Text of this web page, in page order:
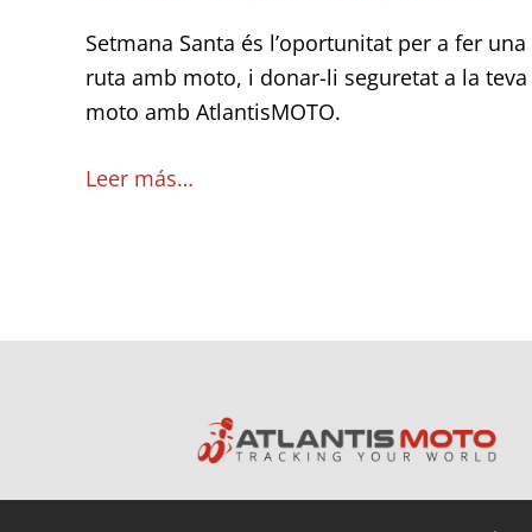
Setmana Santa és l’oportunitat per a fer una
ruta amb moto, i donar-li seguretat a la teva
moto amb AtlantisMOTO.
Leer más…